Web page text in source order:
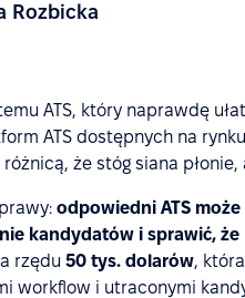
Rozbicka
ATS, który naprawdę
ATS dostępnych na
że stóg siana płonie,
odpowiedni ATS
kandydatów i sprawić,
rzędu 50 tys. dolarów,
workflow i utraconymi